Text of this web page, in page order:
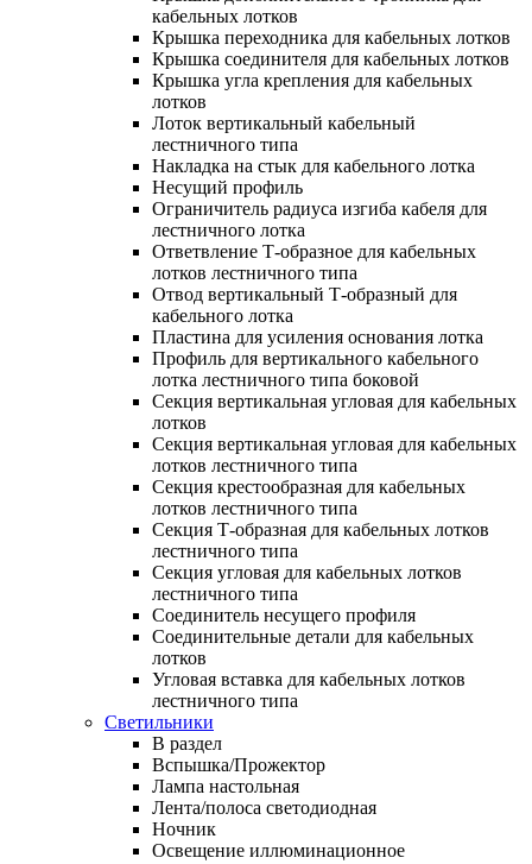
кабельных лотков
Крышка переходника для кабельных лотков
Крышка соединителя для кабельных лотков
Крышка угла крепления для кабельных
лотков
Лоток вертикальный кабельный
лестничного типа
Накладка на стык для кабельного лотка
Несущий профиль
Ограничитель радиуса изгиба кабеля для
лестничного лотка
Ответвление Т-образное для кабельных
лотков лестничного типа
Отвод вертикальный Т-образный для
кабельного лотка
Пластина для усиления основания лотка
Профиль для вертикального кабельного
лотка лестничного типа боковой
Секция вертикальная угловая для кабельных
лотков
Секция вертикальная угловая для кабельных
лотков лестничного типа
Секция крестообразная для кабельных
лотков лестничного типа
Секция Т-образная для кабельных лотков
лестничного типа
Секция угловая для кабельных лотков
лестничного типа
Соединитель несущего профиля
Соединительные детали для кабельных
лотков
Угловая вставка для кабельных лотков
лестничного типа
Светильники
В раздел
Вспышка/Прожектор
Лампа настольная
Лента/полоса светодиодная
Ночник
Освещение иллюминационное